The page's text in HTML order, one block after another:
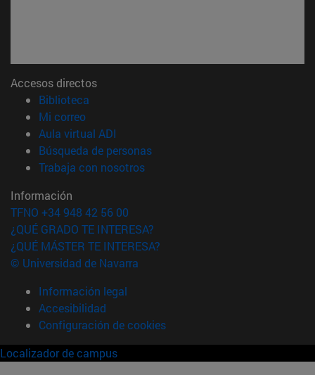
Accesos directos
Biblioteca
Mi correo(abre en nueva ventana)
Aula virtual ADI
Búsqueda de personas(abre en nueva ventana)
Trabaja con nosotros(abre en nueva ventana)
Información
TFNO +34 948 42 56 00
¿QUÉ GRADO TE INTERESA?
¿QUÉ MÁSTER TE INTERESA?
© Universidad de Navarra
Información legal
Accesibilidad
Configuración de cookies
Localizador de campus